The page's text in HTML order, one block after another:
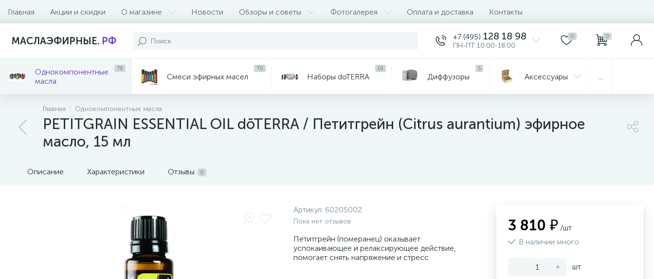
Главная Акции и скидки О магазине Новости Обзоры и советы Фотогалерея Оплата и доставка Контакты
МАСЛАЭФИРНЫЕ. РФ +7 (495) 128 18 98
ПН-ПТ 10:00-18:00
0 0
Однокомпонентные
масла
78
Смеси эфирных масел
70
Наборы doTERRA
18
Диффузоры
5
Aксессуары
Главная Однокомпонентные масла
PETITGRAIN ESSENTIAL OIL dōTERRA / Петитгрейн (Citrus aurantium) эфирное
масло, 15 мл
Описание Характеристики Отзывы 0
Артикул: 60205002
Пока нет отзывов
Петитгрейн (померанец) оказывает
успокаивающее и релаксирующее действие,
помогает снять напряжение и стресс.
3 810 ₽ /шт
В наличии много
- + шт